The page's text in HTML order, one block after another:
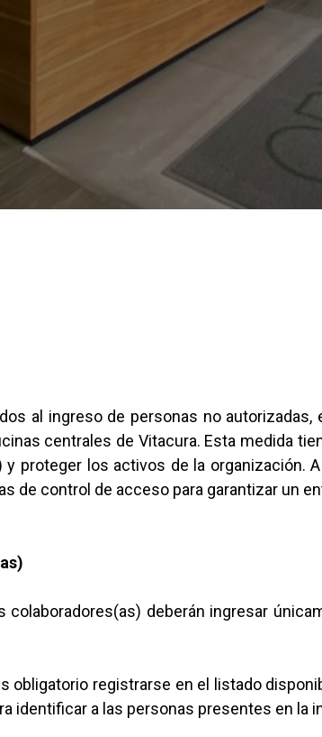
al ingreso de personas no autorizadas,
centrales de Vitacura. Esta medida
proteger los activos de la organización.
de control de acceso para garantizar un
colaboradores(as) deberán ingresar
obligatorio registrarse en el listado
identificar a las personas presentes en la